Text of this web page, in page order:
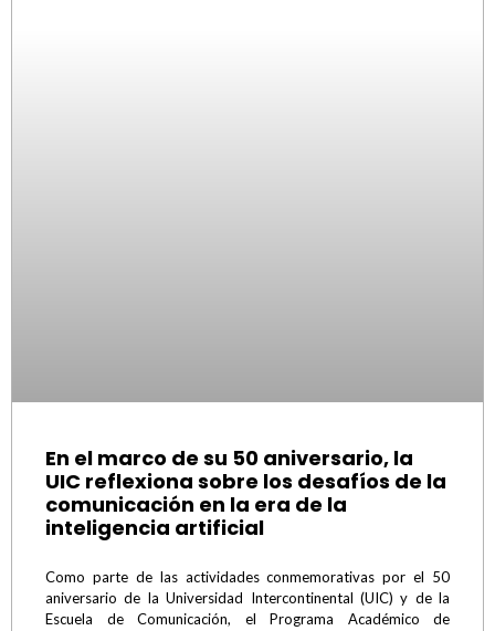
En el marco de su 50 aniversario, la
UIC reflexiona sobre los desafíos de la
comunicación en la era de la
inteligencia artificial
Como parte de las actividades conmemorativas por el 50
aniversario de la Universidad Intercontinental (UIC) y de la
Escuela de Comunicación, el Programa Académico de